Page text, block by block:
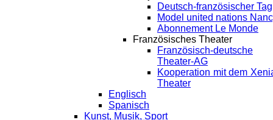
Deutsch-französischer Tag
Model united nations
Abonnement Le Monde
Französisches Theater
Französisch-deutsche
Theater-AG
Kooperation mit dem
Theater
Englisch
Spanisch
Kunst, Musik, Sport